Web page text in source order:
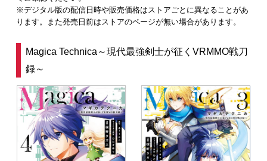
※デジタル版の配信日時や販売価格はストアごとに異なることがあ
ります。また発売日前はストアのページが無い場合があります。
Magica Technica～現代最強剣士が征くVRMMO戦刀
録～